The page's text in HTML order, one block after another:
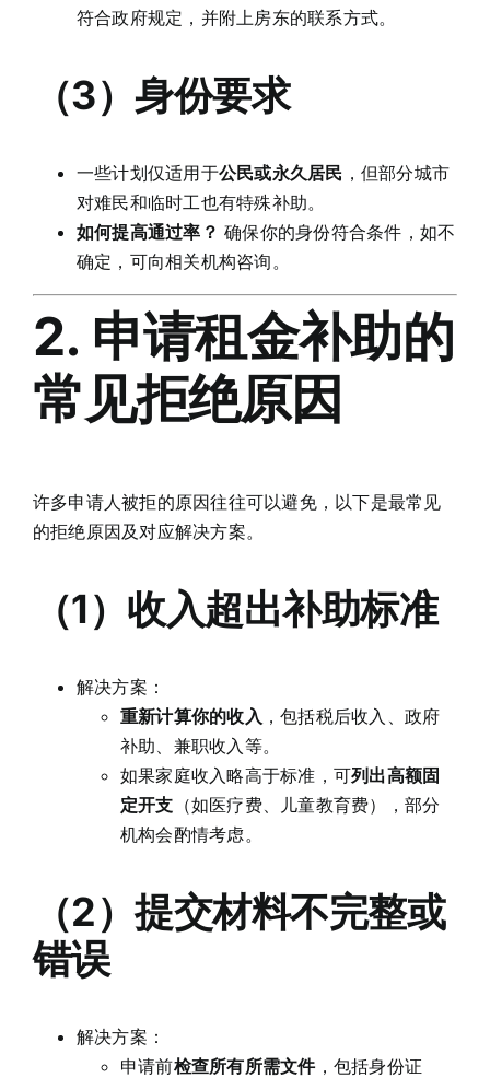
符合政府规定，并附上房东的联系方式。
（3）身份要求
一些计划仅适用于公民或永久居民 ，但部分城市
对难民和临时工也有特殊补助。
如何提高通过率？ 确保你的身份符合条件，如不
确定，可向相关机构咨询。
2. 申请租金补助的
常见拒绝原因
许多申请人被拒的原因往往可以避免，以下是最常见
的拒绝原因及对应解决方案。
（1）收入超出补助标准
解决方案：
重新计算你的收入 ，包括税后收入、政府
补助、兼职收入等。
如果家庭收入略高于标准，可列出高额固
定开支 （如医疗费、儿童教育费），部分
机构会酌情考虑。
（2）提交材料不完整或
错误
解决方案：
申请前检查所有所需文件，包括身份证